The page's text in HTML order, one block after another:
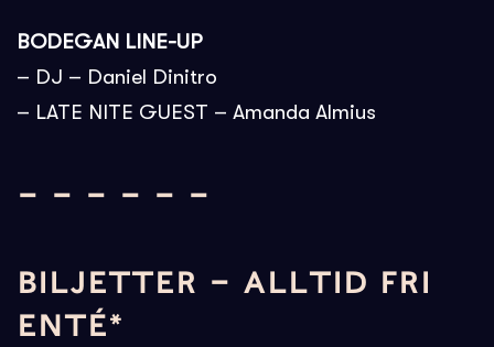
BODEGAN LINE-UP
– DJ – Daniel Dinitro
– LATE NITE GUEST – Amanda Almius
– – – – – –
BILJETTER – ALLTID FRI
ENTÉ*